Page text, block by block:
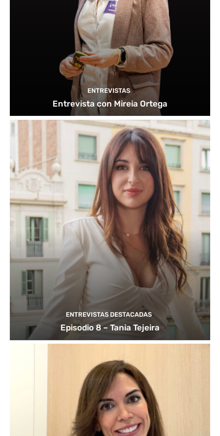
ENTREVISTAS
Entrevista con Mireia Ortega
ENTREVISTAS DESTACADAS
Episodio 8 – Tania Tejeira